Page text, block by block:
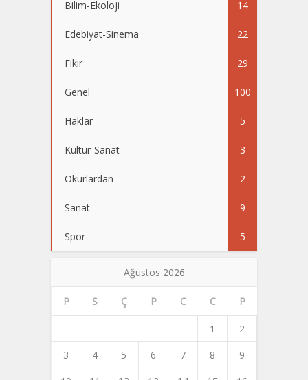
Bilim-Ekoloji 14
Edebiyat-Sinema 22
Fikir 29
Genel 100
Haklar 5
Kültür-Sanat 3
Okurlardan 2
Sanat 9
Spor 5
Ağustos 2026
P S Ç P C C P
1
2
3
4 5 6 7 8
9